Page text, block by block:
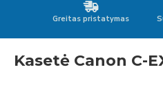
Greitas pristatymas
Kasetė Canon C-